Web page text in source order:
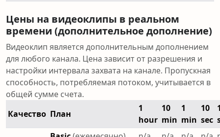
Цены на видеоклипы в реальном
времени (дополнительное дополнение)
Видеоклип является дополнительным дополнением
для любого канала. Цена зависит от разрешения и
настройки интервала захвата на канале. Пропускная
способность, потребляемая потоком, учитывается в
общей сумме счета.
Качество План
1
hour
10
min
1
min
10
sec